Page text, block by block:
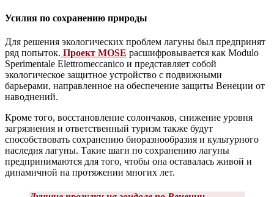
Усилия по сохранению природы
Для решения экологических проблем лагуны был предпринят
ряд попыток. Проект MOSE расшифровывается как Modulo
Sperimentale Elettromeccanico и представляет собой
экологическое защитное устройство с подвижными
барьерами, направленное на обеспечение защиты Венеции от
наводнений.
Кроме того, восстановление солончаков, снижение уровня
загрязнения и ответственный туризм также будут
способствовать сохранению биоразнообразия и культурного
наследия лагуны. Такие шаги по сохранению лагуны
предпринимаются для того, чтобы она оставалась живой и
динамичной на протяжении многих лет.